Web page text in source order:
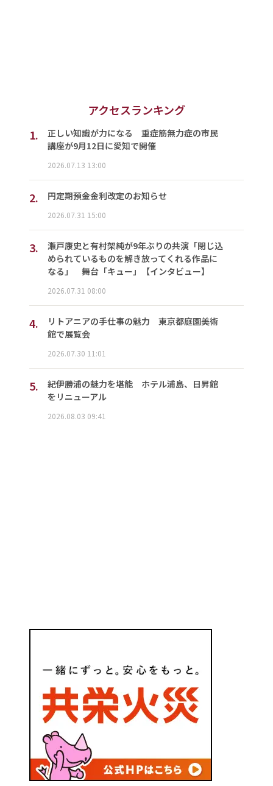
アクセスランキング
1.
正しい知識が力になる 重症筋無力症の市民
講座が9月12日に愛知で開催
2026.07.13 13:00
2. 円定期預金金利改定のお知らせ
2026.07.31 15:00
3.
瀬戸康史と有村架純が9年ぶりの共演「閉じ込
められているものを解き放ってくれる作品に
なる」 舞台「キュー」【インタビュー】
2026.07.31 08:00
4.
リトアニアの手仕事の魅力 東京都庭園美術
館で展覧会
2026.07.30 11:01
5.
紀伊勝浦の魅力を堪能 ホテル浦島、日昇館
をリニューアル
2026.08.03 09:41